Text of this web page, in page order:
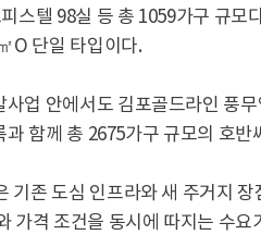
스텔 98실 등 총 1059가구 규모
O 단일 타입이다.
업 안에서도 김포골드라인 풍
함께 총 2675가구 규모의 호
기존 도심 인프라와 새 주거지
가격 조건을 동시에 따지는 수